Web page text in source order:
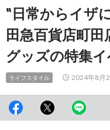
移‟日常からイザ
田急百貨店町田
グッズの特集イ
ライフスタイル 2024年8月